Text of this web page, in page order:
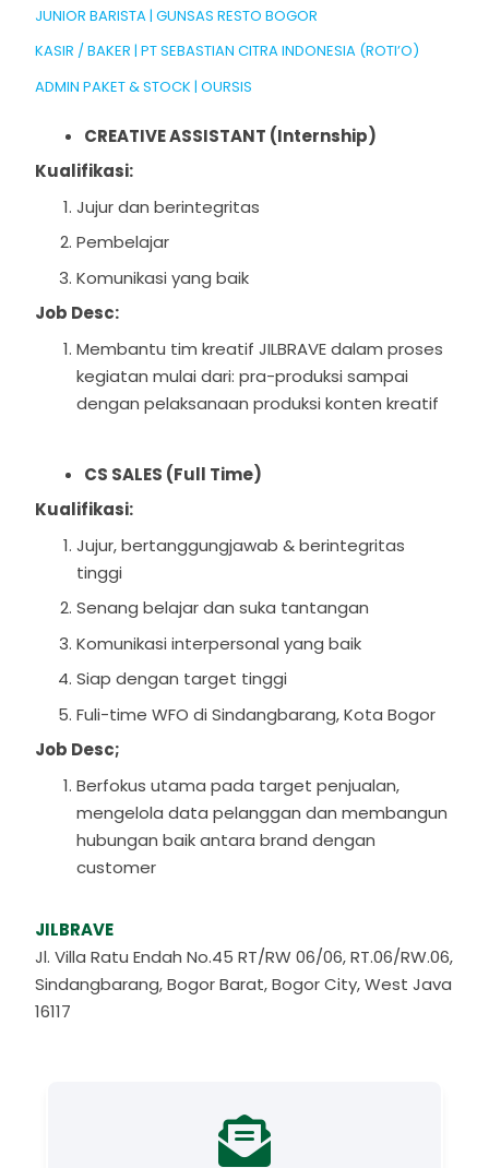
JUNIOR BARISTA | GUNSAS RESTO BOGOR
KASIR / BAKER | PT SEBASTIAN CITRA INDONESIA (ROTI’O)
ADMIN PAKET & STOCK | OURSIS
CREATIVE ASSISTANT (Internship)
Kualifikasi:
Jujur dan berintegritas
Pembelajar
Komunikasi yang baik
Job Desc:
Membantu tim kreatif JILBRAVE dalam proses
kegiatan mulai dari: pra-produksi sampai
dengan pelaksanaan produksi konten kreatif
CS SALES (Full Time)
Kualifikasi:
Jujur, bertanggungjawab & berintegritas
tinggi
Senang belajar dan suka tantangan
Komunikasi interpersonal yang baik
Siap dengan target tinggi
Fuli-time WFO di Sindangbarang, Kota Bogor
Job Desc;
Berfokus utama pada target penjualan,
mengelola data pelanggan dan membangun
hubungan baik antara brand dengan
customer
JILBRAVE
Jl. Villa Ratu Endah No.45 RT/RW 06/06, RT.06/RW.06,
Sindangbarang, Bogor Barat, Bogor City, West Java
16117